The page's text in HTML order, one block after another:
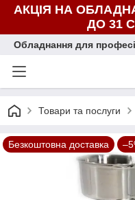
АКЦІЯ НА
ДО 31
Обладнання для
Товари та послуги
Безкоштовна доставка